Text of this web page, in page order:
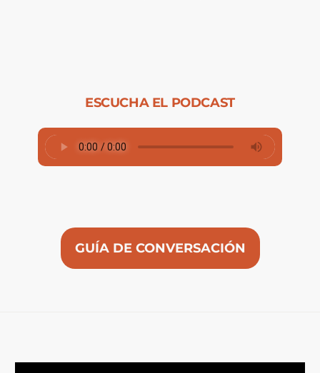
GUÍA DE CONVERSACIÓN
ESCUCHA EL PODCAST